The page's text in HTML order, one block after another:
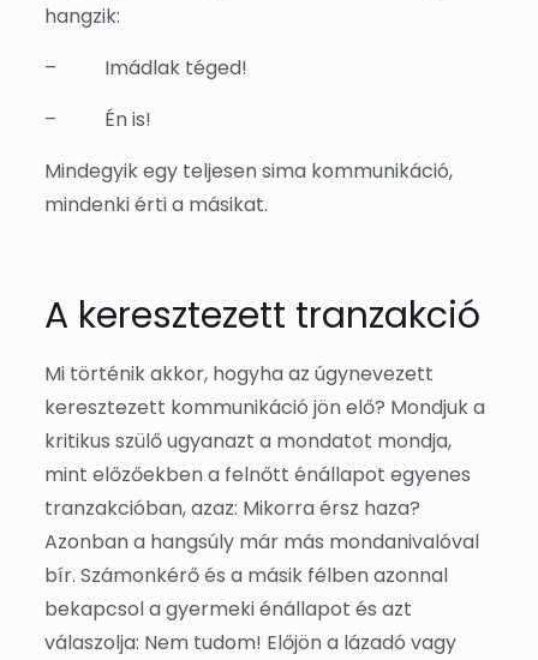
hangzik:
–
Imádlak téged!
–
Én is!
Mindegyik egy teljesen sima kommunikáció,
mindenki érti a másikat.
A keresztezett tranzakció
Mi történik akkor, hogyha az úgynevezett
keresztezett kommunikáció jön elő? Mondjuk a
kritikus szülő ugyanazt a mondatot mondja,
mint előzőekben a felnőtt énállapot egyenes
tranzakcióban, azaz: Mikorra érsz haza?
Azonban a hangsúly már más mondanivalóval
bír. Számonkérő és a másik félben azonnal
bekapcsol a gyermeki énállapot és azt
válaszolja: Nem tudom! Előjön a lázadó vagy